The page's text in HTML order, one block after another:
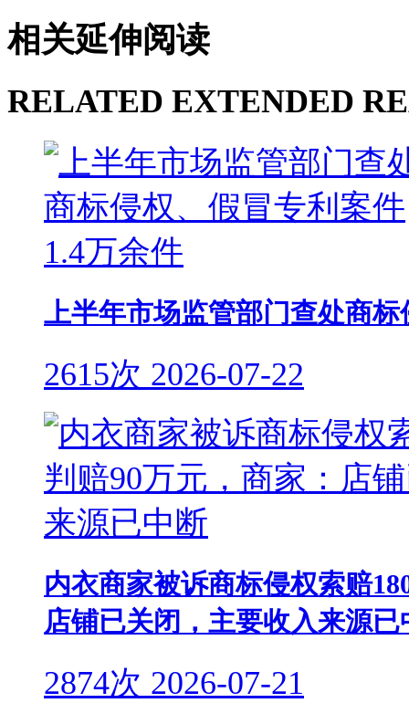
相关延伸阅读
RELATED EXTENDED
上半年市场监管部门查处商
2615次 2026-07-22
内衣商家被诉商标侵权索赔
店铺已关闭，主要收入来源已
2874次 2026-07-21